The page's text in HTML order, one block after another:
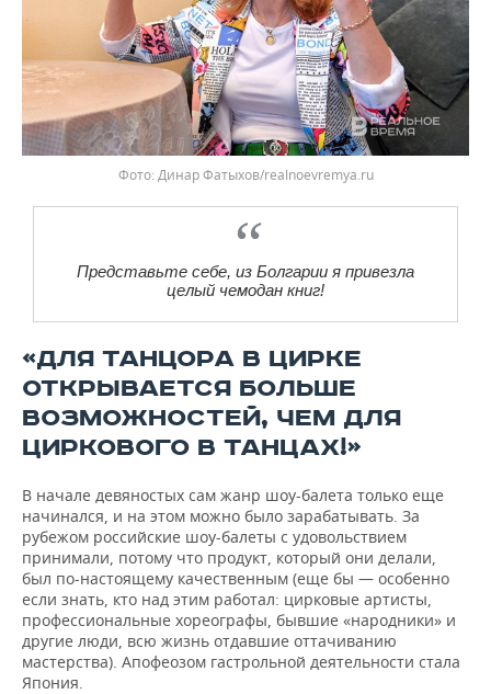
Фото: Динар Фатыхов/realnoevremya.ru
Представьте себе, из Болгарии я привезла
целый чемодан книг!
«ДЛЯ ТАНЦОРА В ЦИРКЕ
ОТКРЫВАЕТСЯ БОЛЬШЕ
ВОЗМОЖНОСТЕЙ, ЧЕМ ДЛЯ
ЦИРКОВОГО В ТАНЦАХ!»
В начале девяностых сам жанр шоу-балета только еще
начинался, и на этом можно было зарабатывать. За
рубежом российские шоу-балеты с удовольствием
принимали, потому что продукт, который они делали,
был по-настоящему качественным (еще бы — особенно
если знать, кто над этим работал: цирковые артисты,
профессиональные хореографы, бывшие «народники» и
другие люди, всю жизнь отдавшие оттачиванию
мастерства). Апофеозом гастрольной деятельности стала
Япония.